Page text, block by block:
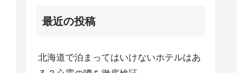
最近の投稿
北海道で泊まってはいけないホテルはあ